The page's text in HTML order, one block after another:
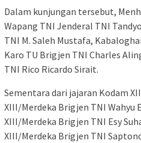
Dalam kunjungan tersebut,
Wapang TNI Jenderal TNI
TNI M. Saleh Mustafa,
Karo TU Brigjen TNI Charles
TNI Rico Ricardo Sirait.
Sementara dari jajaran Kodam
XIII/Merdeka Brigjen TNI Wahyu
XIII/Merdeka Brigjen TNI Esy
XIII/Merdeka Brigjen TNI